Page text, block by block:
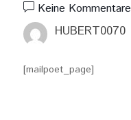
Keine Kommentare
HUBERT0070
[mailpoet_page]